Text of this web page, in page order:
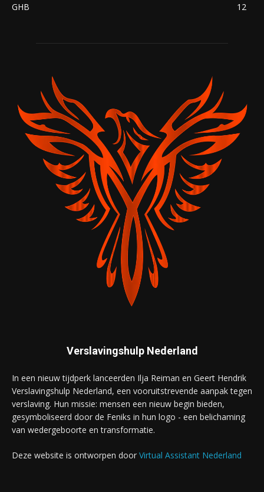
GHB
12
Verslavingshulp Nederland
In een nieuw tijdperk lanceerden Ilja Reiman en Geert Hendrik
Verslavingshulp Nederland, een vooruitstrevende aanpak tegen
verslaving. Hun missie: mensen een nieuw begin bieden,
gesymboliseerd door de Feniks in hun logo - een belichaming
van wedergeboorte en transformatie.
Deze website is ontworpen door Virtual Assistant Nederland